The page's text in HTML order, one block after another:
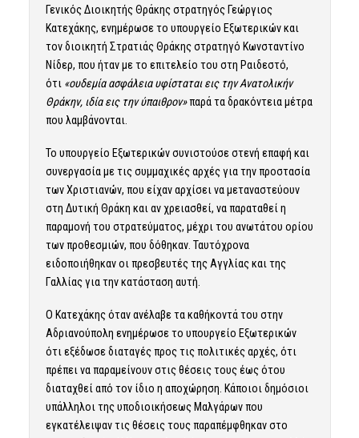
Γενικός Διοικητής Θράκης στρατηγός Γεώργιος
Κατεχάκης, ενημέρωσε το υπουργείο Εξωτερικών και
τον διοικητή Στρατιάς Θράκης στρατηγό Κωνσταντίνο
Νίδερ, που ήταν με το επιτελείο του στη Ραιδεστό,
ότι «ουδεμία ασφάλεια υφίσταται εις την Ανατολικήν
Θράκην, ιδία εις την ύπαιθρον»παρά τα δρακόντεια μέτρα
που λαμβάνονται.
Το υπουργείο Εξωτερικών συνιστούσε στενή επαφή και
συνεργασία με τις συμμαχικές αρχές για την προστασία
των Χριστιανών, που είχαν αρχίσει να μεταναστεύουν
στη Δυτική Θράκη και αν χρειασθεί, να παραταθεί η
παραμονή του στρατεύματος, μέχρι του ανωτάτου ορίου
των προθεσμιών, που δόθηκαν. Ταυτόχρονα
ειδοποιήθηκαν οι πρεσβευτές της Αγγλίας και της
Γαλλίας για την κατάσταση αυτή.
Ο Κατεχάκης όταν ανέλαβε τα καθήκοντά του στην
Αδριανούπολη ενημέρωσε το υπουργείο Εξωτερικών
ότι εξέδωσε διαταγές προς τις πολιτικές αρχές, ότι
πρέπει να παραμείνουν στις θέσεις τους έως ότου
διαταχθεί από τον ίδιο η αποχώρηση. Κάποιοι δημόσιοι
υπάλληλοι της υποδιοικήσεως Μαλγάρων που
εγκατέλειψαν τις θέσεις τους παραπέμφθηκαν στο